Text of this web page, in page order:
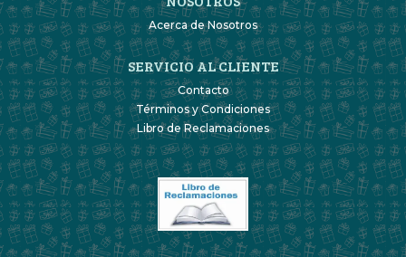
Acerca de Nosotros
SERVICIO AL CLIENTE
Contacto
Términos y Condiciones
Libro de Reclamaciones